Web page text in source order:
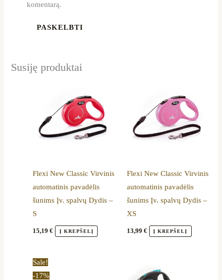
komentarą.
Susiję produktai
Flexi New Classic Virvinis
automatinis pavadėlis
šunims Įv. spalvų Dydis –
S
15,19€ Į KREPŠELĮ
has
multiple
variants.
may
be
chosen
Flexi New Classic Virvinis
automatinis pavadėlis
šunims Įv. spalvų Dydis –
XS
13,99 € Į KREPŠELĮ
has
multiple
variants.
may
be
chosen
Sale!
-17%